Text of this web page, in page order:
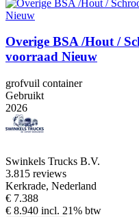
Overige BSA /Hout /
voorraad Nieuw
grofvuil container
Gebruikt
2026
Swinkels Trucks B.V.
3.815 reviews
Kerkrade, Nederland
€ 7.388
€ 8.940 incl. 21% btw